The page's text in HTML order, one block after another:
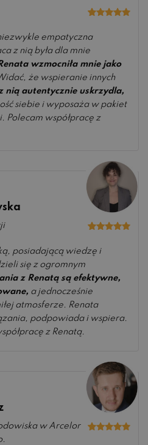
empatyczna
z nią była dla mnie
wzmocniła mnie jako
że wspieranie innych
nią autentycznie uskrzydla,
siebie i wyposaża w pakiet
Polecam współpracę z
na 5
posiadającą wiedzę i
się z ogromnym
z Renatą są efektywne,
a jednocześnie
atmosferze. Renata
podpowiada i wspiera.
z Renatą.
w Arcelor